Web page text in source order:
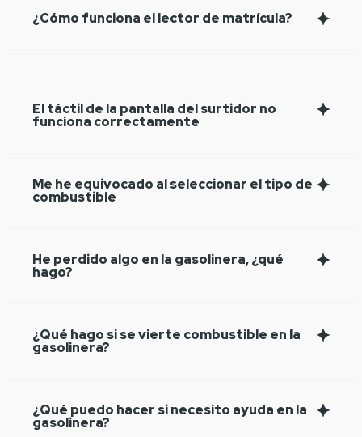
¿Cómo funciona el lector de matrícula?
El táctil de la pantalla del surtidor no
funciona correctamente
Me he equivocado al seleccionar el tipo de
combustible
He perdido algo en la gasolinera, ¿qué
hago?
¿Qué hago si se vierte combustible en la
gasolinera?
¿Qué puedo hacer si necesito ayuda en la
gasolinera?